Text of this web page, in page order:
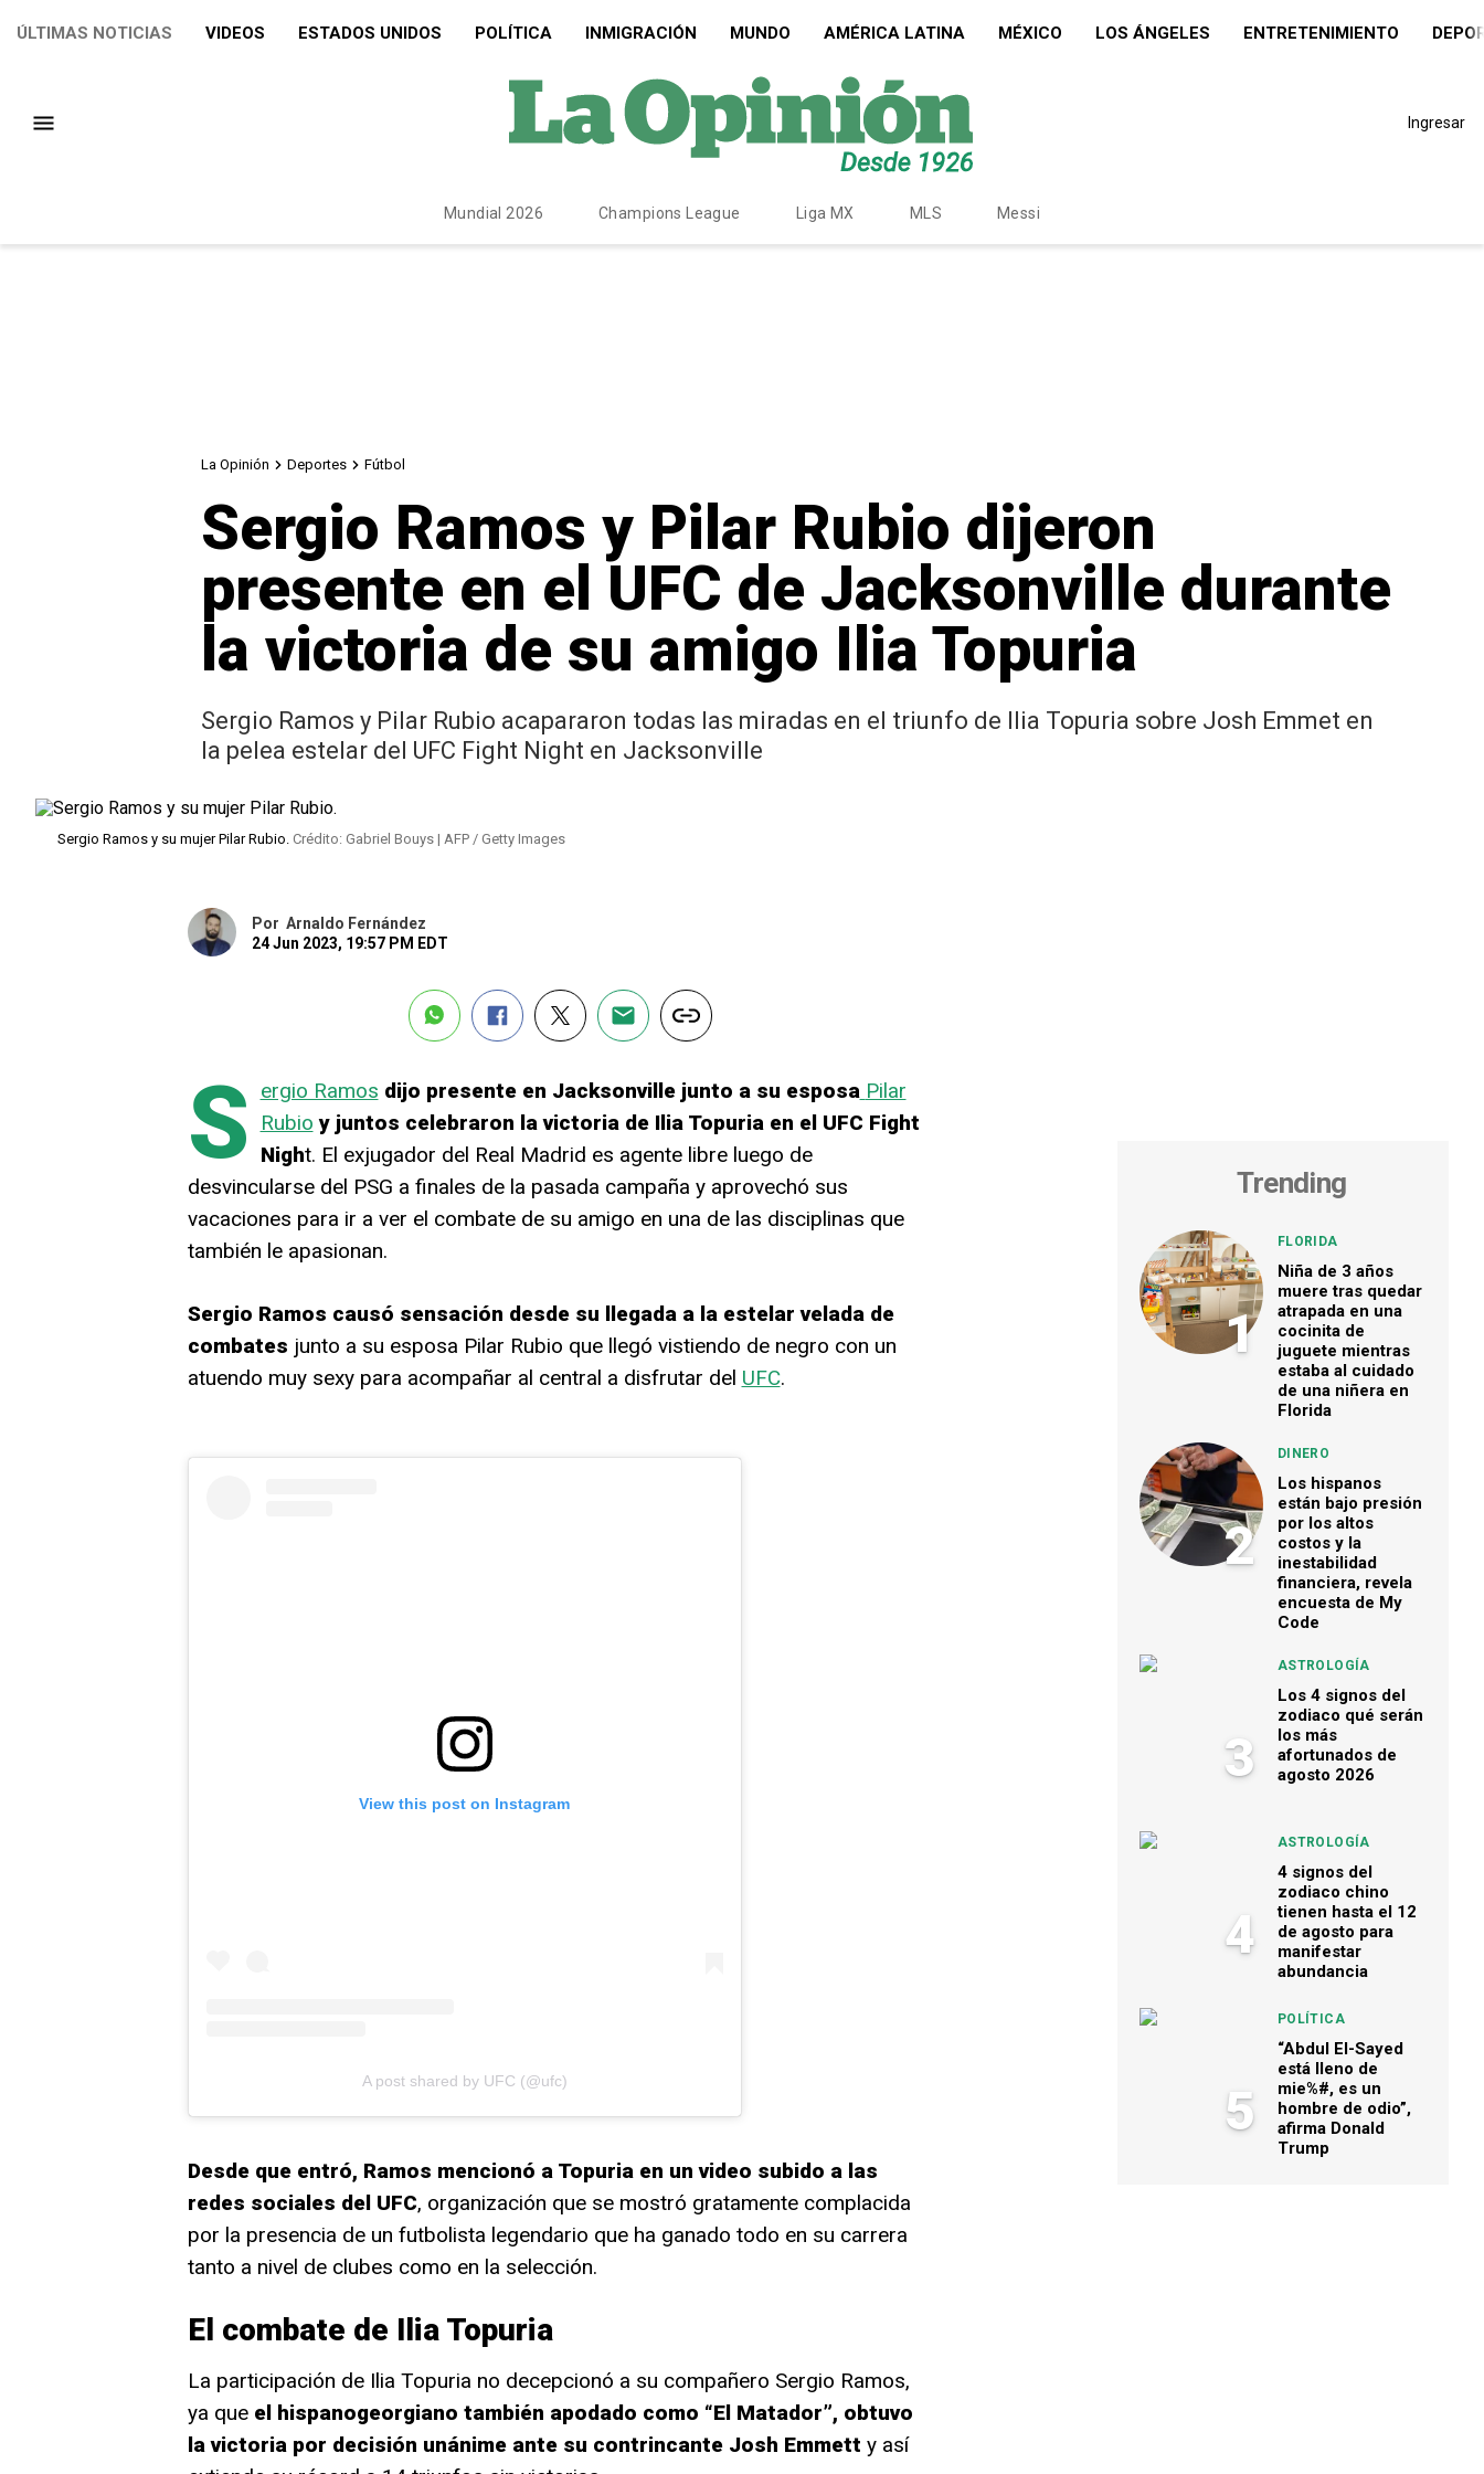
ÚLTIMAS NOTICIAS VIDEOS ESTADOS UNIDOS POLÍTICA INMIGRACIÓN MUNDO AMÉRICA LATINA MÉXICO LOS ÁNGELES ENTRETENIMIENTO
Ingresar
Mundial 2026 Champions League Liga MX MLS Messi
La Opinión Deportes Fútbol
Sergio Ramos y Pilar Rubio dijeron
presente en el UFC de Jacksonville durante
la victoria de su amigo Ilia Topuria
Sergio Ramos y Pilar Rubio acapararon todas las miradas en el triunfo de Ilia Topuria sobre Josh Emmet en
la pelea estelar del UFC Fight Night en Jacksonville
Sergio Ramos y su mujer Pilar Rubio. Crédito: Gabriel Bouys | AFP / Getty Images
Por Arnaldo Fernández
24 Jun 2023, 19:57 PM EDT
S ergio Ramos dijo presente en Jacksonville junto a su esposa Pilar
Rubio y juntos celebraron la victoria de Ilia Topuria en el UFC Fight
Night. El exjugador del Real Madrid es agente libre luego de
desvincularse del PSG a finales de la pasada campaña y aprovechó sus
vacaciones para ir a ver el combate de su amigo en una de las disciplinas que
también le apasionan.
Sergio Ramos causó sensación desde su llegada a la estelar velada de
combates junto a su esposa Pilar Rubio que llegó vistiendo de negro con un
atuendo muy sexy para acompañar al central a disfrutar del UFC.
View this post on Instagram
A post shared by UFC (@ufc)
Desde que entró, Ramos mencionó a Topuria en un video subido a las
redes sociales del UFC, organización que se mostró gratamente complacida
por la presencia de un futbolista legendario que ha ganado todo en su carrera
tanto a nivel de clubes como en la selección.
El combate de Ilia Topuria
La participación de Ilia Topuria no decepcionó a su compañero Sergio Ramos,
ya queel hispanogeorgiano también apodado como “El Matador”, obtuvo
la victoria por decisión unánime ante su contrincante Josh Emmett y así
Trending
1
FLORIDA
Niña de 3 años
muere tras quedar
atrapada en una
cocinita de
juguete mientras
estaba al cuidado
de una niñera en
Florida
2
DINERO
Los hispanos
están bajo presión
por los altos
costos y la
inestabilidad
financiera, revela
encuesta de My
Code
3
ASTROLOGÍA
Los 4 signos del
zodiaco qué serán
los más
afortunados de
agosto 2026
4
ASTROLOGÍA
4 signos del
zodiaco chino
tienen hasta el 12
de agosto para
manifestar
abundancia
5
POLÍTICA
“Abdul El-Sayed
está lleno de
mie%#, es un
hombre de odio”,
afirma Donald
Trump